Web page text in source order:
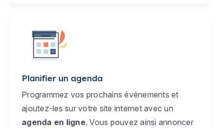
Planifier un agenda
Programmez vos prochains événements et
ajoutez-les sur votre site internet avec un
agenda en ligne. Vous pouvez ainsi annoncer